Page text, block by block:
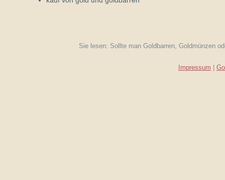
Sie lesen: Sollte man Goldbarren, Goldmünzen
Impressum